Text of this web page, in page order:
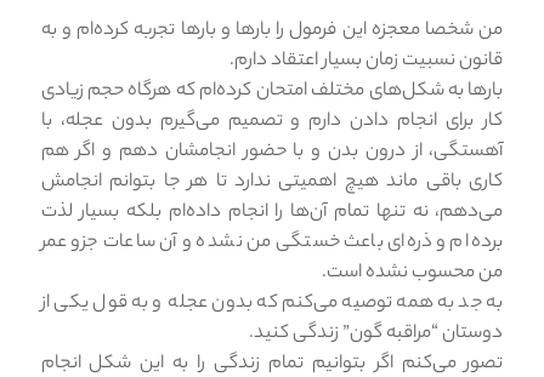
من شخصا معجزه این فرمول را بارها و بارها تجربه کرده‌ام و به
قانون نسبیت زمان بسیار اعتقاد دارم.
بارها به شکل‌های مختلف امتحان کرده‌ام که هرگاه حجم زیادی
کار برای انجام دادن دارم و تصمیم می‌گیرم بدون عجله، با
آهستگی، از درون بدن و با حضور انجامشان دهم و اگر هم
کاری باقی ماند هیچ اهمیتی ندارد تا هر جا بتوانم انجامش
می‌دهم، نه تنها تمام آن‌ها را انجام داده‌ام بلکه بسیار لذت
برده‌ام و ذره‌ای باعث خستگی من نشده و آن ساعات جزو عمر
من محسوب نشده است.
به جد به همه توصیه می‌کنم که بدون عجله و به قول یکی از
دوستان “مراقبه گون” زندگی کنید.
تصور می‌کنم اگر بتوانیم تمام زندگی را به این شکل انجام